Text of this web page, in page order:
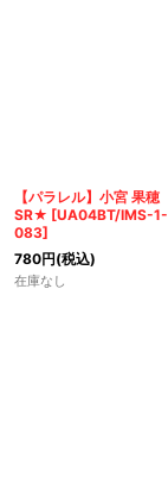
【パラレル】小宮 果穂
SR★ [UA04BT/IMS-1-
083]
780円(税込)
在庫なし